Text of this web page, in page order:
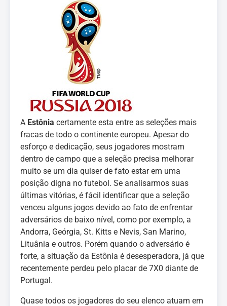
A Estônia certamente esta entre as seleções mais
fracas de todo o continente europeu. Apesar do
esforço e dedicação, seus jogadores mostram
dentro de campo que a seleção precisa melhorar
muito se um dia quiser de fato estar em uma
posição digna no futebol. Se analisarmos suas
últimas vitórias, é fácil identificar que a seleção
venceu alguns jogos devido ao fato de enfrentar
adversários de baixo nível, como por exemplo, a
Andorra, Geórgia, St. Kitts e Nevis, San Marino,
Lituânia e outros. Porém quando o adversário é
forte, a situação da Estônia é desesperadora, já que
recentemente perdeu pelo placar de 7X0 diante de
Portugal.
Quase todos os jogadores do seu elenco atuam em